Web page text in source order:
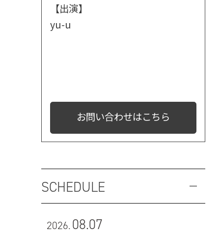
【出演】
yu-u
お問い合わせはこちら
SCHEDULE
2026.08.07